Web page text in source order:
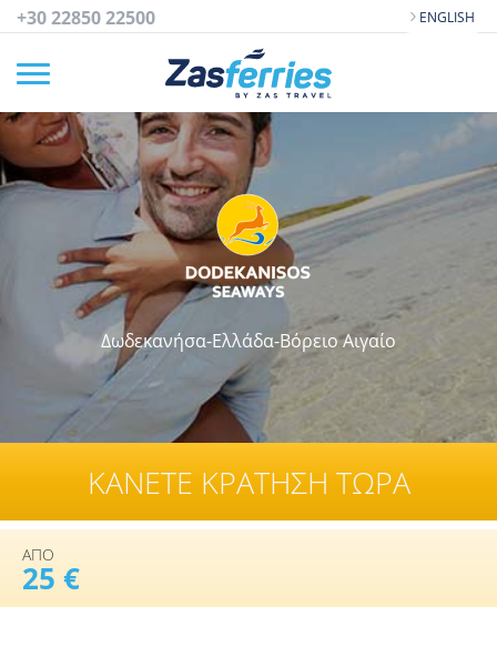
+30 22850 22500 ENGLISH
Δωδεκανήσα-Ελλάδα-Βόρειο Αιγαίο
ΑΠΟ
25 €
ΚΑΝΕΤΕ ΚΡΑΤΗΣΗ ΤΩΡΑ